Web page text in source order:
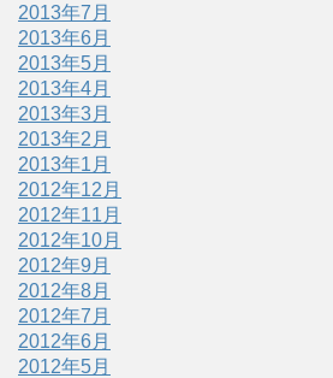
2013年7月
2013年6月
2013年5月
2013年4月
2013年3月
2013年2月
2013年1月
2012年12月
2012年11月
2012年10月
2012年9月
2012年8月
2012年7月
2012年6月
2012年5月